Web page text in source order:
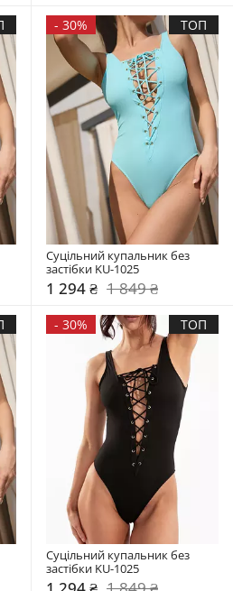
- 30% ТОП
Суцільний купальник без
застібки KU-1025
1 294 ₴ 1 849 ₴
- 30% ТОП
Суцільний купальник без
застібки KU-1025